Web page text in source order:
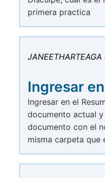
primera practica
JANEETHARTEAGA
Ingresar
Ingresar en el
documento actual
documento con el
misma carpeta que